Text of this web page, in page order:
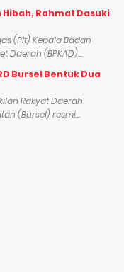
Rahmat Dasuki
(Plt) Kepala Badan
Daerah (BPKAD)...
Bursel Bentuk Dua
Rakyat Daerah
(Bursel) resmi...